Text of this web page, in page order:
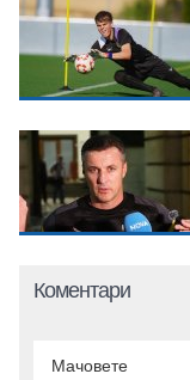
Коментари
Мачовете